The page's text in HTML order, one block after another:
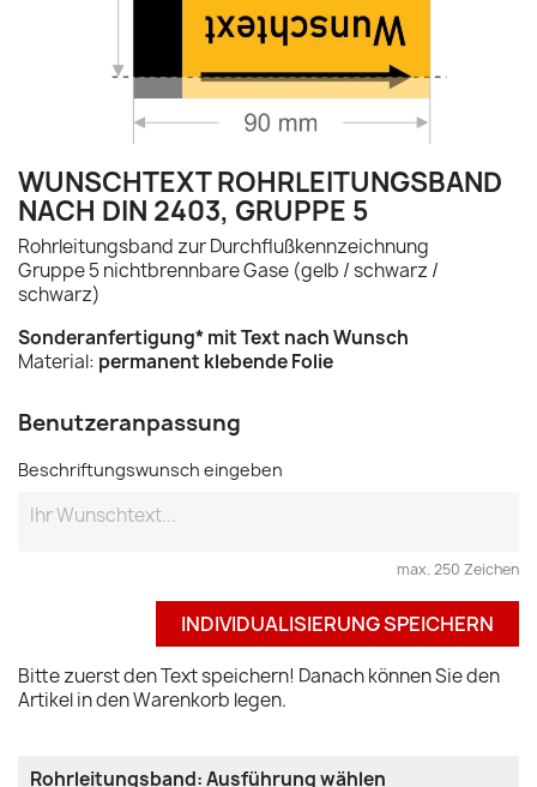
WUNSCHTEXT ROHRLEITUNGSBAND
NACH DIN 2403, GRUPPE 5
Rohrleitungsband zur Durchflußkennzeichnung
Gruppe 5 nichtbrennbare Gase (gelb / schwarz /
schwarz)
Sonderanfertigung* mit Text nach Wunsch
Material: permanent klebende Folie
Benutzeranpassung
Beschriftungswunsch eingeben
max. 250 Zeichen
INDIVIDUALISIERUNG SPEICHERN
Bitte zuerst den Text speichern! Danach können Sie den
Artikel in den Warenkorb legen.
Rohrleitungsband: Ausführung wählen